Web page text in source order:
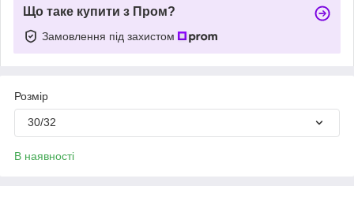
Що таке купити з Пром?
Замовлення під захистом
Розмір
30/32
В наявності